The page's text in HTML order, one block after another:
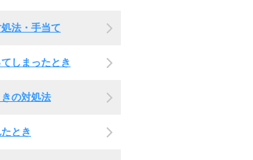
法・手当て
しまったとき
の対処法
とき